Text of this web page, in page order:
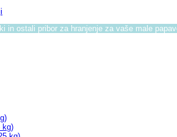
in ostali pribor za hranjenje za vaše male
kg)